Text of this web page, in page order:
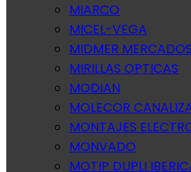
MIARCO
MICEL-VEGA
MIDMER MERCADOS
MIRILLAS OPTICAS
MODIAN
MOLECOR
MONTAJES
MONVADO
MOTIP DUPLI